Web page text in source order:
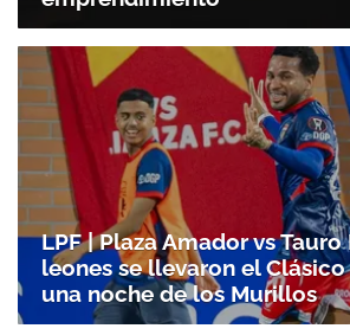
Gracias por suscribirte a
LPF | Plaza Amador vs Tauro
leones se llevaron el
una noche de los Murillos